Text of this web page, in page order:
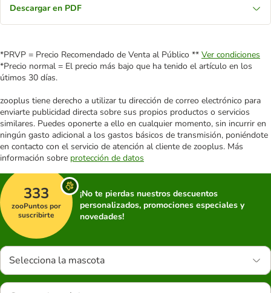
Descargar en PDF
*PRVP = Precio Recomendado de Venta al Público ** Ver condiciones
*Precio normal = El precio más bajo que ha tenido el artículo en los
útimos 30 días.
zooplus tiene derecho a utilizar tu dirección de correo electrónico para
enviarte publicidad directa sobre sus propios productos o servicios
similares. Puedes oponerte a ello en cualquier momento, sin incurrir en
ningún gasto adicional a los gastos básicos de transmisión, poniéndote
en contacto con el servicio de atención al cliente de zooplus. Más
información sobre protección de datos
333
zooPuntos por
suscribirte
¡No te pierdas nuestros descuentos
personalizados, promociones especiales y
novedades!
Selecciona la mascota